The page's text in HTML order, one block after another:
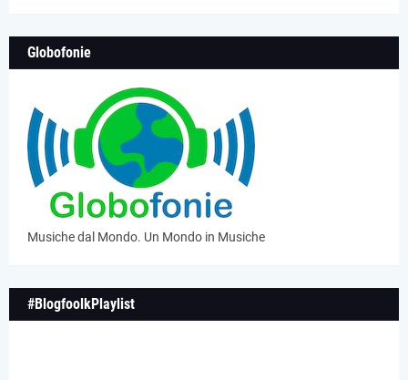
Globofonie
Musiche dal Mondo. Un Mondo in Musiche
#BlogfoolkPlaylist